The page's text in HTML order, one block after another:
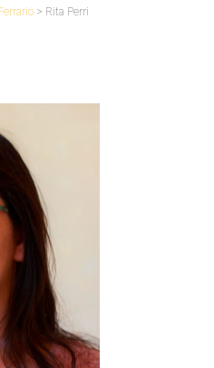
> Rita Perri